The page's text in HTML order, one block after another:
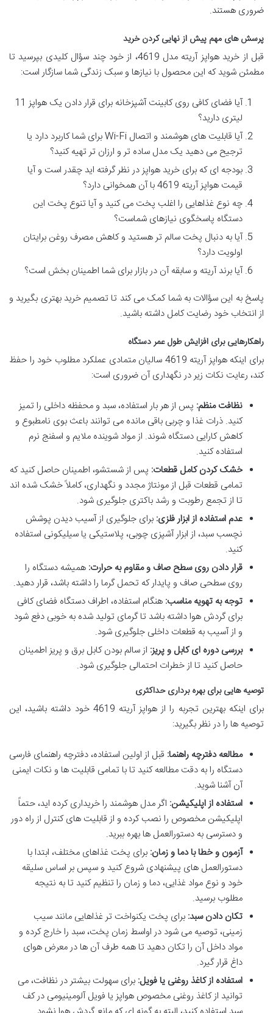
ضروری هستند.
پرسش های مهم پیش از نهایی کردن خرید
قبل از خرید هواپز آریته مدل 4619، از خود چند سؤال کلیدی بپرسید تا
مطمئن شوید که این محصول با نیازها و سبک زندگی شما سازگار است:
آیا فضای کافی روی کابینت آشپزخانه برای قرار دادن یک هواپز 11
لیتری دارید؟
آیا قابلیت های هوشمند و اتصال Wi-Fi برای شما کاربرد دارد یا
ترجیح می دهید یک مدل ساده تر و ارزان تر تهیه کنید؟
بودجه ای که برای خرید هواپز در نظر گرفته اید چقدر است و آیا
قیمت هواپز آریته 4619 با آن همخوانی دارد؟
چه نوع غذاهایی را اغلب پخت می کنید و آیا تنوع پخت این
دستگاه پاسخگوی نیازهای شماست؟
آیا به دنبال پخت سالم تر هستید و کاهش مصرف روغن برایتان
اولویت دارد؟
آیا برند آریته و سابقه آن در بازار برای شما اطمینان بخش است؟
پاسخ به این سؤالات به شما کمک می کند تا تصمیم خرید بهتری بگیرید و
از انتخاب خود رضایت کامل داشته باشید.
راهکارهایی برای افزایش طول عمر دستگاه
برای اینکه هواپز آریته 4619 سالیان متمادی عملکرد مطلوب خود را حفظ
کند، رعایت نکات زیر در نگهداری آن ضروری است:
نظافت منظم: پس از هر بار استفاده، سبد و محفظه داخلی را تمیز
کنید. ذرات غذا و چربی باقی مانده می توانند باعث بوی نامطبوع و
کاهش کارایی دستگاه شوند. از مواد شوینده ملایم و اسفنج نرم
استفاده کنید.
خشک کردن کامل قطعات: پس از شستشو، اطمینان حاصل کنید که
تمامی قطعات قبل از مونتاژ مجدد و نگهداری، کاملاً خشک شده اند
تا از تجمع رطوبت و رشد باکتری جلوگیری شود.
عدم استفاده از ابزار فلزی: برای جلوگیری از آسیب دیدن پوشش
نچسب سبد، از ابزار آشپزی چوبی، پلاستیکی یا سیلیکونی استفاده
کنید.
قرار دادن روی سطح صاف و مقاوم به حرارت: همیشه دستگاه را
روی سطحی صاف و پایدار که تحمل گرما را داشته باشد، قرار دهید.
توجه به تهویه مناسب: هنگام استفاده، اطراف دستگاه فضای کافی
برای گردش هوا داشته باشد تا گرمای تولید شده به خوبی دفع شود
و از آسیب به قطعات داخلی جلوگیری شود.
بررسی دوره ای کابل و پریز: از سالم بودن کابل برق و پریز اطمینان
حاصل کنید تا از خطرات احتمالی جلوگیری شود.
توصیه هایی برای بهره برداری حداکثری
برای اینکه بهترین تجربه را از هواپز آریته 4619 خود داشته باشید، این
توصیه ها را در نظر بگیرید:
مطالعه دفترچه راهنما: قبل از اولین استفاده، دفترچه راهنمای فارسی
دستگاه را به دقت مطالعه کنید تا با تمامی قابلیت ها و نکات ایمنی
آن آشنا شوید.
استفاده از اپلیکیشن: اگر مدل هوشمند را خریداری کرده اید، حتماً
اپلیکیشن مخصوص را نصب کرده و از قابلیت های کنترل از راه دور
و دسترسی به دستورالعمل ها بهره ببرید.
آزمون و خطا با دما و زمان: برای پخت غذاهای مختلف، ابتدا با
دستورالعمل های پیشنهادی شروع کنید و سپس بر اساس سلیقه
خود و نوع مواد غذایی، دما و زمان را تنظیم کنید تا به نتیجه
مطلوب برسید.
تکان دادن سبد: برای پخت یکنواخت تر غذاهایی مانند سیب
زمینی، توصیه می شود در اواسط زمان پخت، سبد را خارج کرده و
مواد داخل آن را تکان دهید تا همه طرف آن ها در معرض هوای
داغ قرار گیرد.
استفاده از کاغذ روغنی یا فویل: برای سهولت بیشتر در نظافت، می
توانید از کاغذ روغنی مخصوص هواپز یا فویل آلومینیومی در کف